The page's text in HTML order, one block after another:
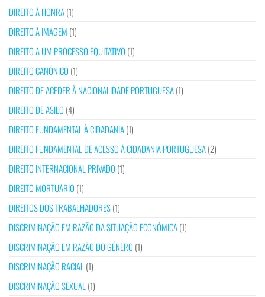
DIREITO À HONRA(1)
DIREITO À IMAGEM (1)
DIREITO A UM PROCESSO EQUITATIVO (1)
DIREITO CANÓNICO (1)
DIREITO DE ACEDER À NACIONALIDADE PORTUGUESA(1)
DIREITO DE ASILO (4)
DIREITO FUNDAMENTAL À CIDADANIA(1)
DIREITO FUNDAMENTAL DE ACESSO À CIDADANIA PORTUGUESA(2)
DIREITO INTERNACIONAL PRIVADO (1)
DIREITO MORTUÁRIO (1)
DIREITOS DOS TRABALHADORES(1)
DISCRIMINAÇÃO EM RAZÃO DA SITUAÇÃO ECONÓMICA(1)
DISCRIMINAÇÃO EM RAZÃO DO GÉNERO (1)
DISCRIMINAÇÃO RACIAL (1)
DISCRIMINAÇÃO SEXUAL (1)